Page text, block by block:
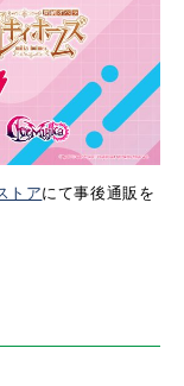
トアにて事後通販を